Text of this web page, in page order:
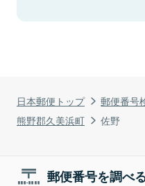
日本郵便トップ 郵便番号
熊野郡久美浜町
佐野
郵便番号を調べ